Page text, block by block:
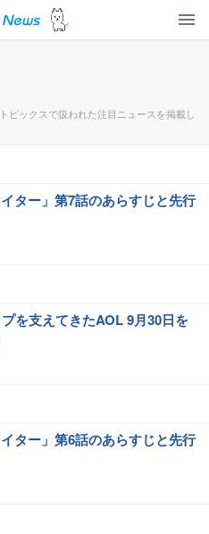
ピックスで扱われた注目ニュースを掲載し
ター」第7話のあらすじと先行
を支えてきたAOL 9月30日を
ター」第6話のあらすじと先行